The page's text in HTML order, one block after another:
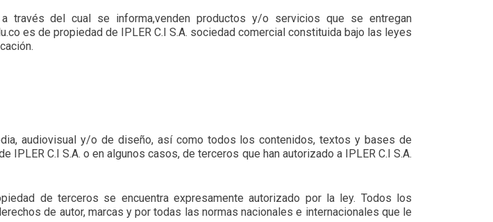
través del cual se informa,venden productos y/o servicios que se entregan
es de propiedad de IPLER C.I S.A. sociedad comercial constituida bajo las leyes
audiovisual y/o de diseño, así como todos los contenidos, textos y bases de
C.I S.A. o en algunos casos, de terceros que han autorizado a IPLER C.I S.A.
de terceros se encuentra expresamente autorizado por la ley. Todos los
de autor, marcas y por todas las normas nacionales e internacionales que le